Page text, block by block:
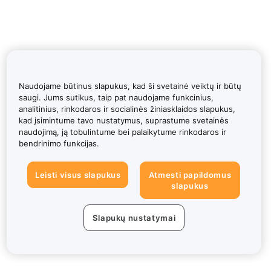
Naudojame būtinus slapukus, kad ši svetainė veiktų ir būtų
saugi. Jums sutikus, taip pat naudojame funkcinius,
analitinius, rinkodaros ir socialinės žiniasklaidos slapukus,
kad įsimintume tavo nustatymus, suprastume svetainės
naudojimą, ją tobulintume bei palaikytume rinkodaros ir
bendrinimo funkcijas.
Leisti visus slapukus
Atmesti papildomus
slapukus
Slapukų nustatymai